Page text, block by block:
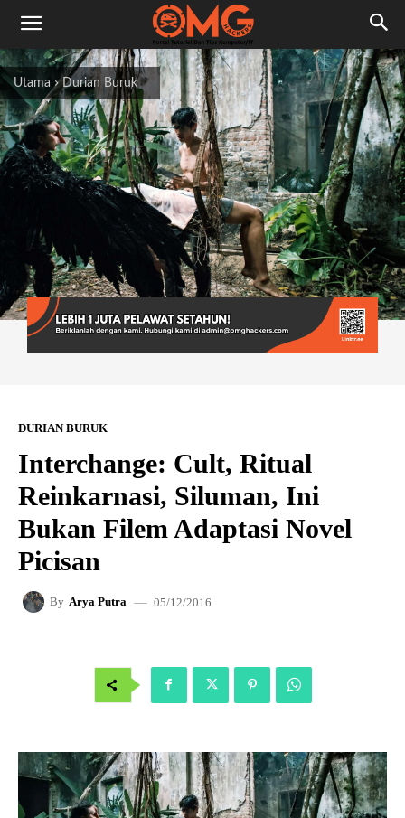
Utama Durian Buruk
DURIAN BURUK
Interchange: Cult, Ritual
Reinkarnasi, Siluman, Ini
Bukan Filem Adaptasi Novel
Picisan
By Arya Putra 05/12/2016